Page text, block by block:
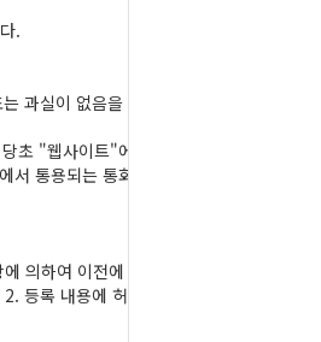
.
과실이 없음을
초 "웹사이트"에
서 통용되는 통화
의하여 이전에
등록 내용에 허